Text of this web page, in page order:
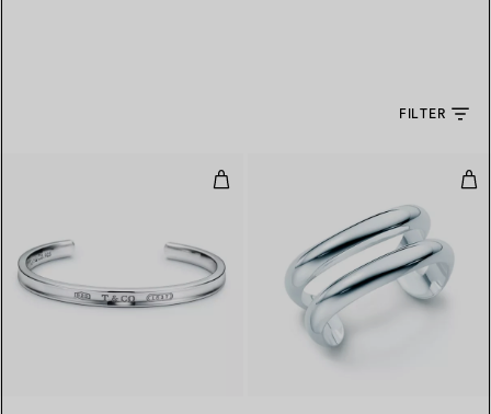
FILTER
Cuff in Silber, schmal